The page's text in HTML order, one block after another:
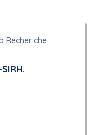
Recher che